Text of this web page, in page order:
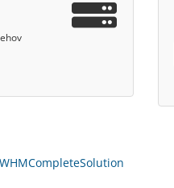
WHMCompleteSolution